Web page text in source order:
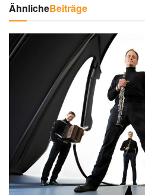
ÄhnlicheBeiträge